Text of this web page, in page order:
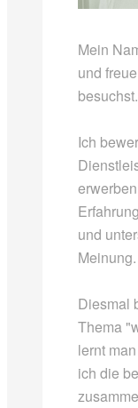
Mein
und
besuchst.
Ich
und
Meinung.
Diesmal
Thema
lernt
ich die